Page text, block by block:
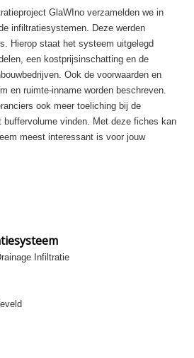
GlaWIno verzamelden we in
infiltratiesystemen. Deze werden
Hierop staat het systeem uitgelegd
een kostprijsinschatting en de
Ook de voorwaarden en
en ruimte-inname worden beschreven.
ook meer toeliching bij de
buffervolume vinden. Met deze fiches kan
meest interessant is voor jouw
Infiltratie